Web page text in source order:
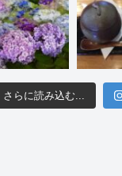
さらに読み込む...